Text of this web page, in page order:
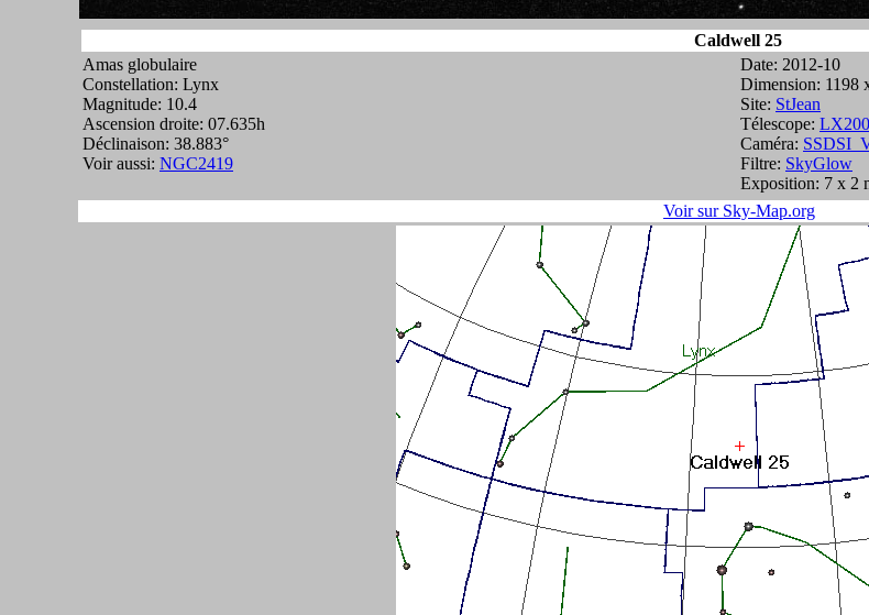
Caldwell 25
Amas globulaire
Constellation: Lynx
Magnitude: 10.4
Ascension droite: 07.635h
Déclinaison: 38.883°
Voir aussi: NGC2419
Date: 2012-10
Dimension: 1198
Site: StJean
Télescope:
Caméra:
Filtre: SkyGlow
Exposition: 7 x 2
Voir sur Sky-Map.org